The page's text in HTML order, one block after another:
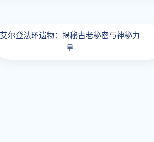
艾尔登法环遗物：揭秘古老秘密与神秘力
量